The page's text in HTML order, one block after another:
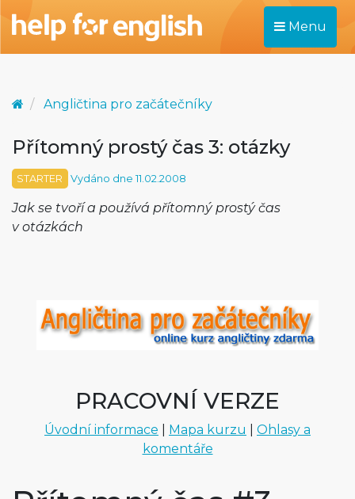
Menu
Angličtina pro začátečníky
Přítomný prostý čas 3: otázky
STARTER Vydáno dne 11.02.2008
Jak se tvoří a používá přítomný prostý čas
v otázkách
PRACOVNÍ VERZE
Úvodní informace Mapa kurzu
Ohlasy a
komentáře